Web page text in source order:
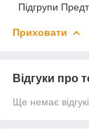
Підгрупи
Приховати
Відгуки про
Ще немає